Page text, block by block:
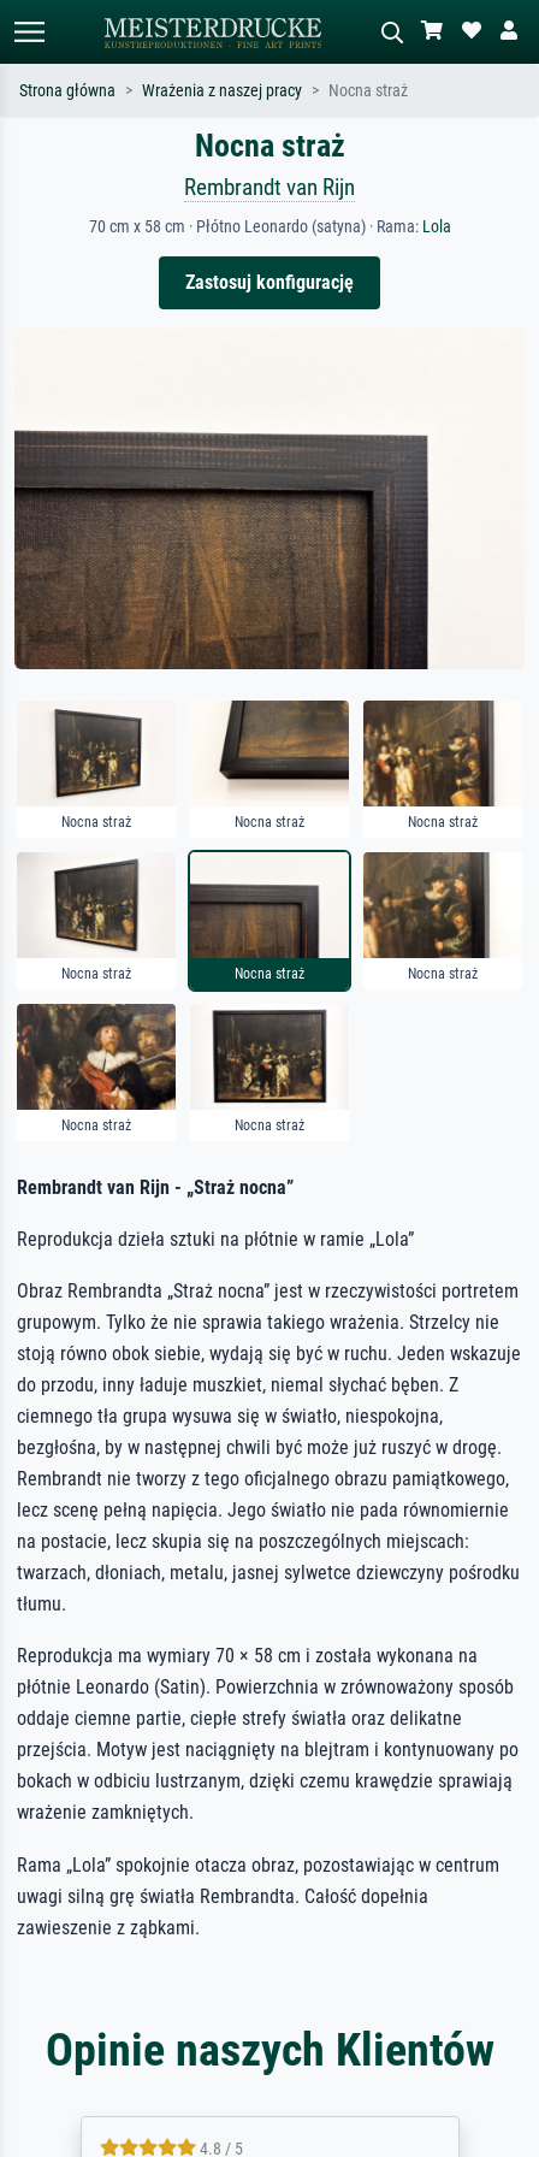
Wyszukiwanie standardowe Wyszukiwanie obrazów AI
Szukaj wg artysty, tytułu lub stylu – np.
Monet, Gwiaździsta noc,
impresjonizm, fala Hokusaia, akt.
Opisz scenę – np. zielona łąka,
abstrakcja z czerwienią, ciemny olej,
stojący akt obok drzewa.
Strona główna Wrażenia z naszej pracy Nocna straż
Nocna straż
Rembrandt van Rijn
70 cm x 58 cm · Płótno Leonardo (satyna) · Rama: Lola
Zastosuj konfigurację
Nocna straż Nocna straż Nocna straż
Nocna straż Nocna straż Nocna straż
Nocna straż Nocna straż
Rembrandt van Rijn - „Straż nocna”
Reprodukcja dzieła sztuki na płótnie w ramie „Lola”
Obraz Rembrandta „Straż nocna” jest w rzeczywistości portretem
grupowym. Tylko że nie sprawia takiego wrażenia. Strzelcy nie
stoją równo obok siebie, wydają się być w ruchu. Jeden wskazuje
do przodu, inny ładuje muszkiet, niemal słychać bęben. Z
ciemnego tła grupa wysuwa się w światło, niespokojna,
bezgłośna, by w następnej chwili być może już ruszyć w drogę.
Rembrandt nie tworzy z tego oficjalnego obrazu pamiątkowego,
lecz scenę pełną napięcia. Jego światło nie pada równomiernie
na postacie, lecz skupia się na poszczególnych miejscach:
twarzach, dłoniach, metalu, jasnej sylwetce dziewczyny pośrodku
tłumu.
Reprodukcja ma wymiary 70 × 58 cm i została wykonana na
płótnie Leonardo (Satin). Powierzchnia w zrównoważony sposób
oddaje ciemne partie, ciepłe strefy światła oraz delikatne
przejścia. Motyw jest naciągnięty na blejtram i kontynuowany po
bokach w odbiciu lustrzanym, dzięki czemu krawędzie sprawiają
wrażenie zamkniętych.
Rama „Lola” spokojnie otacza obraz, pozostawiając w centrum
uwagi silną grę światła Rembrandta. Całość dopełnia
zawieszenie z ząbkami.
Opinie naszych Klientów